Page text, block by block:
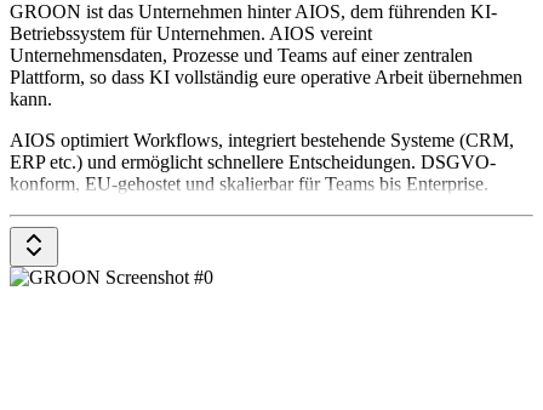
GROON ist das Unternehmen hinter AIOS, dem führenden KI-
Betriebssystem für Unternehmen. AIOS vereint
Unternehmensdaten, Prozesse und Teams auf einer zentralen
Plattform, so dass KI vollständig eure operative Arbeit übernehmen
kann.
AIOS optimiert Workflows, integriert bestehende Systeme (CRM,
ERP etc.) und ermöglicht schnellere Entscheidungen. DSGVO-
konform, EU-gehostet und skalierbar für Teams bis Enterprise.